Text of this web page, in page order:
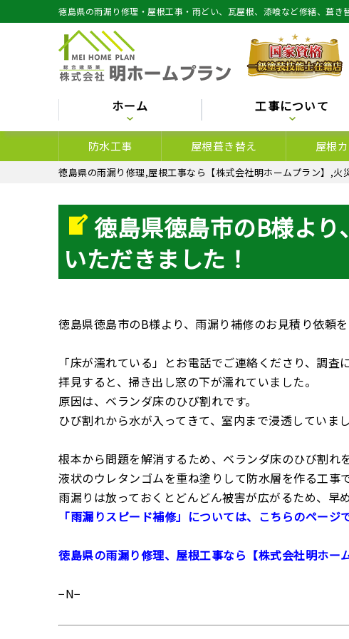
徳島県の雨漏り修理・屋根工事・雨どい、瓦屋根、漆喰など修繕、葺き
ホーム 工事について
防水工事 屋根葺き替え 屋根
徳島県の雨漏り修理,屋根工事なら【株式会社明ホームプラン】,火
徳島県徳島市のB様よ
いただきました！
徳島県徳島市のB様より、雨漏り補修のお見積り依頼
「床が濡れている」とお電話でご連絡くださり、調査
拝見すると、掃き出し窓の下が濡れていました。
原因は、ベランダ床のひび割れです。
ひび割れから水が入ってきて、室内まで浸透していまし
根本から問題を解消するため、ベランダ床のひび割
液状のウレタンゴムを重ね塗りして防水層を作る工事で
雨漏りは放っておくとどんどん被害が広がるため、早
「雨漏りスピード補修」については、こちらのページで
徳島県の雨漏り修理、屋根工事なら【株式会社明ホー
−N−